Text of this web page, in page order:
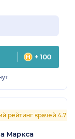
+ 100
рейтинг врачей 4.7
Маркса